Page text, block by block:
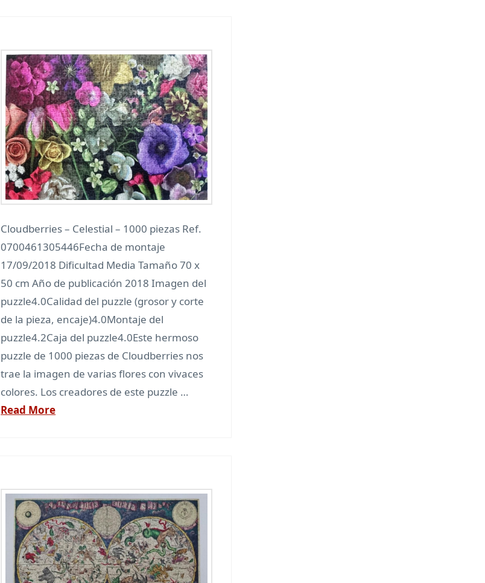
Cloudberries – Celestial – 1000 piezas Ref.
0700461305446Fecha de montaje
17/09/2018 Dificultad Media Tamaño 70 x
50 cm Año de publicación 2018 Imagen del
puzzle4.0Calidad del puzzle (grosor y corte
de la pieza, encaje)4.0Montaje del
puzzle4.2Caja del puzzle4.0Este hermoso
puzzle de 1000 piezas de Cloudberries nos
trae la imagen de varias flores con vivaces
colores. Los creadores de este puzzle …
Read More